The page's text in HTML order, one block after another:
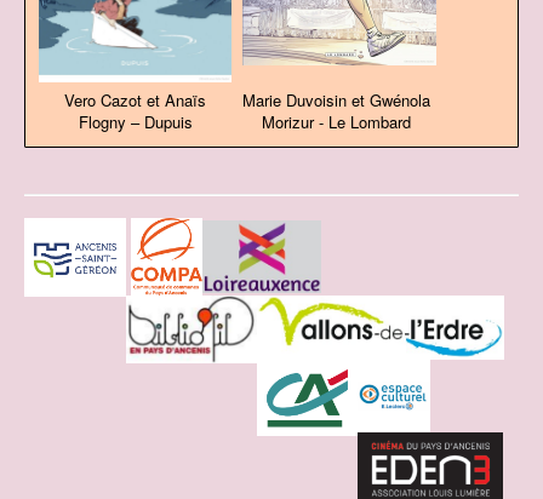
Vero Cazot et Anaïs
Flogny – Dupuis
Marie Duvoisin et Gwénola
Morizur - Le Lombard